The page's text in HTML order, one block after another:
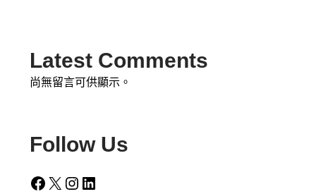
Latest Comments
尚無留言可供顯示。
Follow Us
Facebook X Instagram LinkedIn